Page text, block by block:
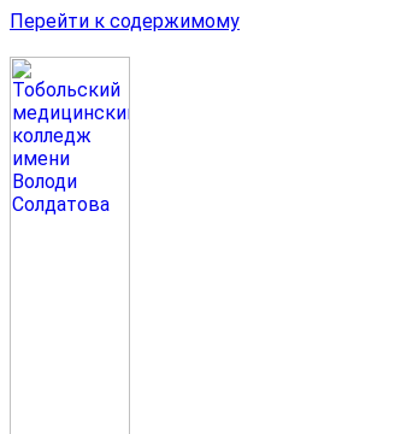
Перейти к содержимому